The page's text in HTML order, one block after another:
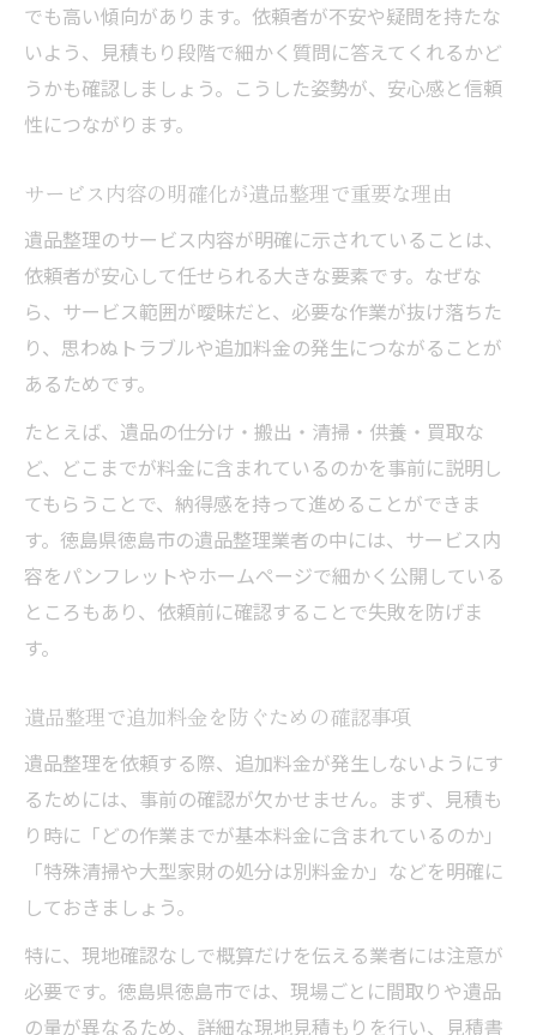
でも高い傾向があります。依頼者が不安や疑問を持たな
いよう、見積もり段階で細かく質問に答えてくれるかど
うかも確認しましょう。こうした姿勢が、安心感と信頼
性につながります。
サービス内容の明確化が遺品整理で重要な理由
遺品整理のサービス内容が明確に示されていることは、
依頼者が安心して任せられる大きな要素です。なぜな
ら、サービス範囲が曖昧だと、必要な作業が抜け落ちた
り、思わぬトラブルや追加料金の発生につながることが
あるためです。
たとえば、遺品の仕分け・搬出・清掃・供養・買取な
ど、どこまでが料金に含まれているのかを事前に説明し
てもらうことで、納得感を持って進めることができま
す。徳島県徳島市の遺品整理業者の中には、サービス内
容をパンフレットやホームページで細かく公開している
ところもあり、依頼前に確認することで失敗を防げま
す。
遺品整理で追加料金を防ぐための確認事項
遺品整理を依頼する際、追加料金が発生しないようにす
るためには、事前の確認が欠かせません。まず、見積も
り時に「どの作業までが基本料金に含まれているのか」
「特殊清掃や大型家財の処分は別料金か」などを明確に
しておきましょう。
特に、現地確認なしで概算だけを伝える業者には注意が
必要です。徳島県徳島市では、現場ごとに間取りや遺品
の量が異なるため、詳細な現地見積もりを行い、見積書